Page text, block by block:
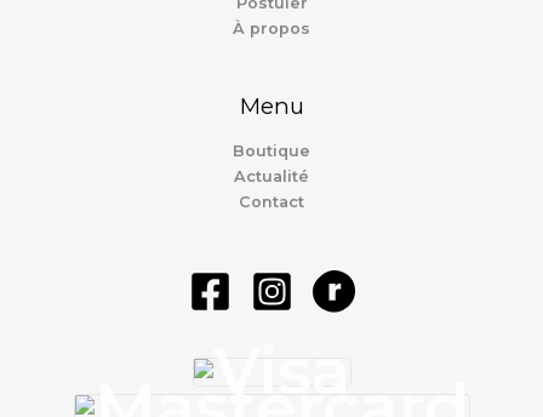
À propos
Menu
Boutique
Actualité
Contact